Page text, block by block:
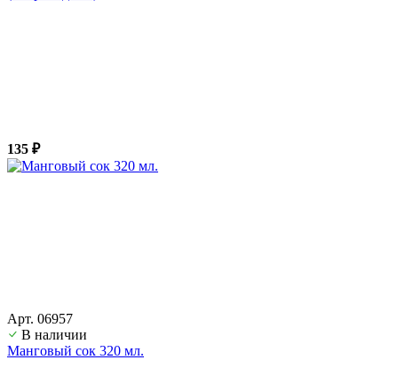
135 ₽
Арт. 06957
В наличии
Манговый сок 320 мл.